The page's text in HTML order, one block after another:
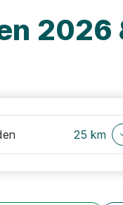
2026
25 km